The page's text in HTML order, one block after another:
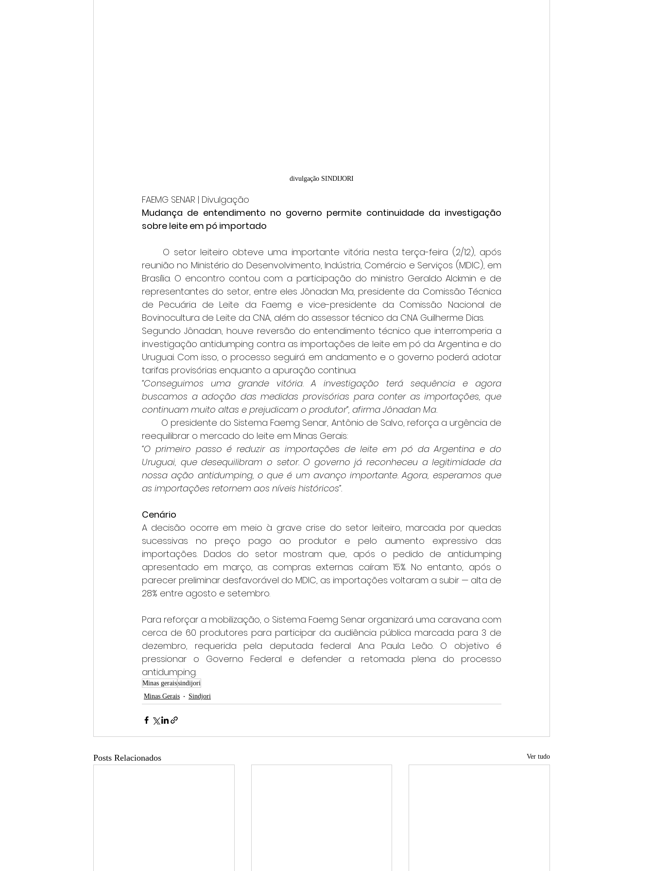
divulgação SINDIJORI
FAEMG SENAR | Divulgação
Mudança de entendimento no governo permite continuidade da investigação
sobre leite em pó importado
reunião no Ministério do Desenvolvimento, Indústria, Comércio e Serviços (MDIC), em
Brasília. O encontro contou com a participação do ministro Geraldo Alckmin e de
representantes do setor, entre eles Jônadan Ma, presidente da Comissão Técnica
de Pecuária de Leite da Faemg e vice-presidente da Comissão Nacional de
Bovinocultura de Leite da CNA, além do assessor técnico da CNA Guilherme Dias.
Segundo Jônadan, houve reversão do entendimento técnico que interromperia a
investigação antidumping contra as importações de leite em pó da Argentina e do
Uruguai. Com isso, o processo seguirá em andamento e o governo poderá adotar
tarifas provisórias enquanto a apuração continua.
“Conseguimos uma grande vitória. A investigação terá sequência e agora
buscamos a adoção das medidas provisórias para conter as importações, que
continuam muito altas e prejudicam o produtor”, afirma Jônadan Ma.
reequilibrar o mercado do leite em Minas Gerais:
“O primeiro passo é reduzir as importações de leite em pó da Argentina e do
Uruguai, que desequilibram o setor. O governo já reconheceu a legitimidade da
nossa ação antidumping, o que é um avanço importante. Agora, esperamos que
as importações retornem aos níveis históricos”.
Cenário
A decisão ocorre em meio à grave crise do setor leiteiro, marcada por quedas
sucessivas no preço pago ao produtor e pelo aumento expressivo das
importações. Dados do setor mostram que, após o pedido de antidumping
apresentado em março, as compras externas caíram 15%. No entanto, após o
parecer preliminar desfavorável do MDIC, as importações voltaram a subir — alta de
28% entre agosto e setembro.
Para reforçar a mobilização, o Sistema Faemg Senar organizará uma caravana com
cerca de 60 produtores para participar da audiência pública marcada para 3 de
dezembro, requerida pela deputada federal Ana Paula Leão. O objetivo é
pressionar o Governo Federal e defender a retomada plena do processo
antidumping.
Minas geraissindijori
Minas Gerais
Sindjori
Posts Relacionados Ver tudo